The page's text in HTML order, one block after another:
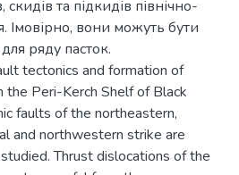
скидів та підкидів північно-
Імовірно, вони можуть бути
ряду пасток.
tectonics and formation of
the Peri-Kerch Shelf of Black
faults of the northeastern,
and northwestern strike are
Thrust dislocations of the